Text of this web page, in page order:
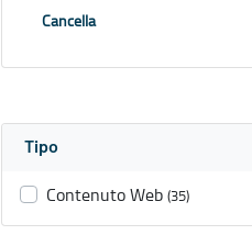
Cancella
Tipo
Contenuto Web (35)